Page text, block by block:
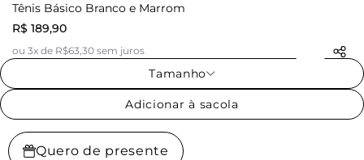
Tênis Básico Branco e Marrom
R$ 189,90
ou 3x de R$63,30 sem juros
Tamanho
Adicionar à sacola
Quero de presente